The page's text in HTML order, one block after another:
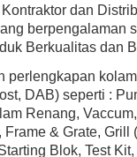
dan
berpengalaman
Berkualitas dan
perlengkapan
DAB) seperti :
Renang,
& Grate,
Blok, Test